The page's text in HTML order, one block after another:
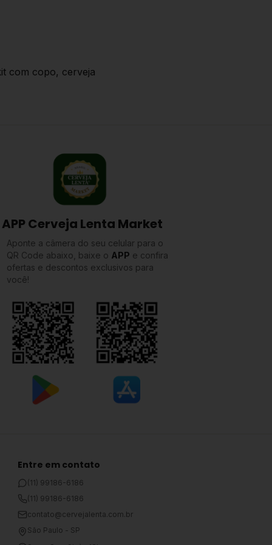
com copo, cerveja
APP Cerveja Lenta Market
Aponte a câmera do seu celular para o
QR Code abaixo, baixe o APP e confira
ofertas e descontos exclusivos para
você!
Entre em contato
(11) 99186-6186
(11) 99186-6186
contato@cervejalenta.com.br
São Paulo - SP